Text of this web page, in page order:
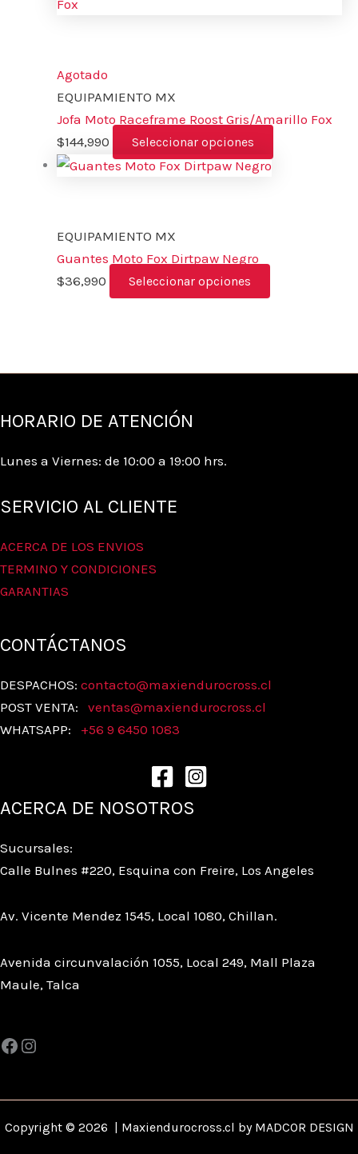
Agotado
EQUIPAMIENTO MX
Jofa Moto Raceframe Roost Gris/Amarillo Fox
$144,990 Seleccionar opciones
EQUIPAMIENTO MX
Guantes Moto Fox Dirtpaw Negro
$36,990 Seleccionar opciones
HORARIO DE ATENCIÓN
Lunes a Viernes: de 10:00 a 19:00 hrs.
SERVICIO AL CLIENTE
ACERCA DE LOS ENVIOS
TERMINO Y CONDICIONES
GARANTIAS
CONTÁCTANOS
DESPACHOS: contacto@maxiendurocross.cl
POST VENTA: ventas@maxiendurocross.cl
WHATSAPP: +56 9 6450 1083
ACERCA DE NOSOTROS
Sucursales:
Calle Bulnes #220, Esquina con Freire, Los Angeles
Av. Vicente Mendez 1545, Local 1080, Chillan.
Avenida circunvalación 1055, Local 249, Mall Plaza
Maule, Talca
Copyright © 2026 | Maxiendurocross.cl by MADCOR DESIGN